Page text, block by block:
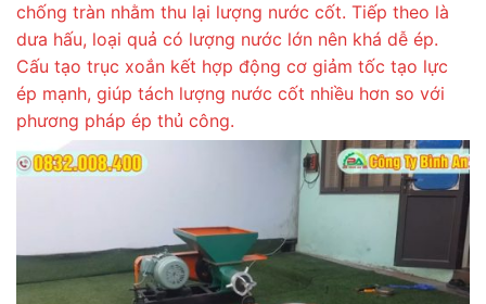
chống tràn nhằm thu lại lượng nước cốt. Tiếp theo là
dưa hấu, loại quả có lượng nước lớn nên khá dễ ép.
Cấu tạo trục xoắn kết hợp động cơ giảm tốc tạo lực
ép mạnh, giúp tách lượng nước cốt nhiều hơn so với
phương pháp ép thủ công.